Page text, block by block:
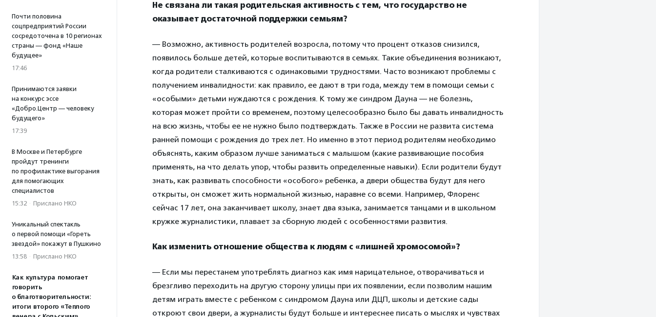
Почти половина
соцпредприятий России
сосредоточена в 10 регионах
страны — фонд «Наше
будущее»
17:46
Принимаются заявки
на конкурс эссе
«Добро.Центр — человеку
будущего»
17:39
В Москве и Петербурге
пройдут тренинги
по профилактике выгорания
для помогающих
специалистов
15:32 · Прислано НКО
Уникальный спектакль
о первой помощи «Гореть
звездой» покажут в Пушкино
13:58 · Прислано НКО
Как культура помогает
говорить
о благотворительности:
итоги второго «Теплого
Не связана ли такая родительская активность с тем, что государство не
оказывает достаточной поддержки семьям?
— Возможно, активность родителей возросла, потому что процент отказов снизился,
появилось больше детей, которые воспитываются в семьях. Такие объединения возникают,
когда родители сталкиваются с одинаковыми трудностями. Часто возникают проблемы с
получением инвалидности: как правило, ее дают в три года, между тем в помощи семьи с
«особыми» детьми нуждаются с рождения. К тому же синдром Дауна — не болезнь,
которая может пройти со временем, поэтому целесообразно было бы давать инвалидность
на всю жизнь, чтобы ее не нужно было подтверждать. Также в России не развита система
ранней помощи с рождения до трех лет. Но именно в этот период родителям необходимо
объяснять, каким образом лучше заниматься с малышом (какие развивающие пособия
применять, на что делать упор, чтобы развить определенные навыки). Если родители будут
знать, как развивать способности «особого» ребенка, а двери общества будут для него
открыты, он сможет жить нормальной жизнью, наравне со всеми. Например, Флоренс
сейчас 17 лет, она заканчивает школу, знает два языка, занимается танцами и в школьном
кружке журналистики, плавает за сборную людей с особенностями развития.
Как изменить отношение общества к людям с «лишней хромосомой»?
— Если мы перестанем употреблять диагноз как имя нарицательное, отворачиваться и
брезгливо переходить на другую сторону улицы при их появлении, если позволим нашим
детям играть вместе с ребенком с синдромом Дауна или ДЦП, школы и детские сады
откроют свои двери, а журналисты будут больше и интереснее писать о мыслях и чувствах